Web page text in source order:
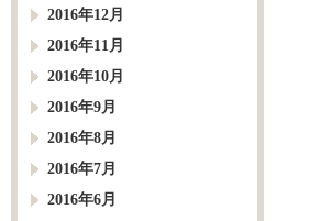
2016年12月
2016年11月
2016年10月
2016年9月
2016年8月
2016年7月
2016年6月